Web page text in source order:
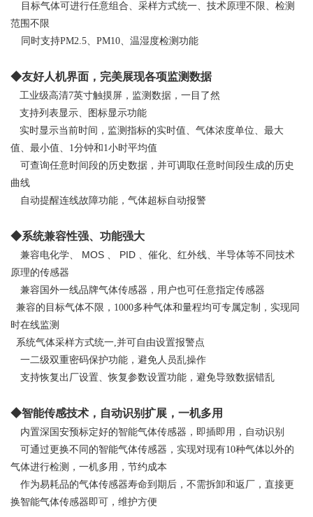
目标气体可进行任意组合、采样方式统一、技术原理不限、检测
范围不限
同时支持PM2.5、PM10、温湿度检测功能
◆友好人机界面，完美展现各项监测数据
工业级高清7英寸触摸屏，监测数据，一目了然
支持列表显示、图标显示功能
实时显示当前时间，监测指标的实时值、气体浓度单位、最大
值、最小值、1分钟和1小时平均值
可查询任意时间段的历史数据，并可调取任意时间段生成的历史
曲线
自动提醒连线故障功能，气体超标自动报警
◆系统兼容性强、功能强大
兼容电化学、 MOS 、 PID 、催化、红外线、半导体等不同技术
原理的传感器
兼容国外一线品牌气体传感器，用户也可任意指定传感器
兼容的目标气体不限，1000多种气体和量程均可专属定制，实现同
时在线监测
系统气体采样方式统一,并可自由设置报警点
一二级双重密码保护功能，避免人员乱操作
支持恢复出厂设置、恢复参数设置功能，避免导致数据错乱
◆智能传感技术，自动识别扩展，一机多用
内置深国安预标定好的智能气体传感器，即插即用，自动识别
可通过更换不同的智能气体传感器，实现对现有10种气体以外的
气体进行检测，一机多用，节约成本
作为易耗品的气体传感器寿命到期后，不需拆卸和返厂，直接更
换智能气体传感器即可，维护方便